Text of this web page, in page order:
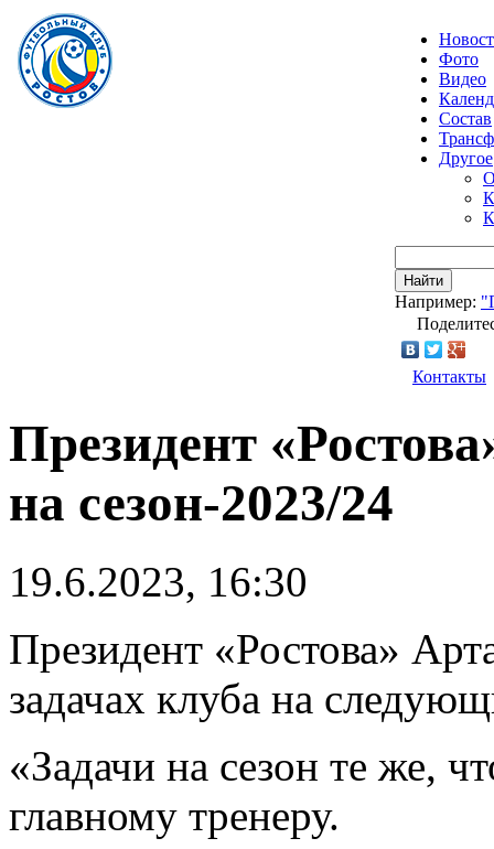
Фото
Видео
Состав
Другое
Найти
Например:
Контакты
Президент
на сезон-2023/24
19.6.2023, 16:30
Президент «Ростова»
задачах клуба на
«Задачи на сезон те же,
главному тренеру.